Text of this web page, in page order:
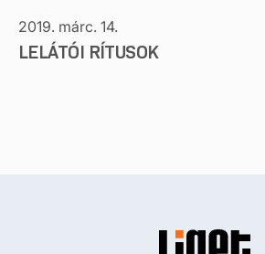
2019. márc. 14.
LELÁTÓI RÍTUSOK